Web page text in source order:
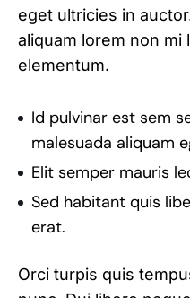
eget ultricies in
aliquam lorem non mi
elementum.
Id pulvinar est sem
malesuada aliquam
Elit semper mauris
Sed habitant quis
erat.
Orci turpis quis